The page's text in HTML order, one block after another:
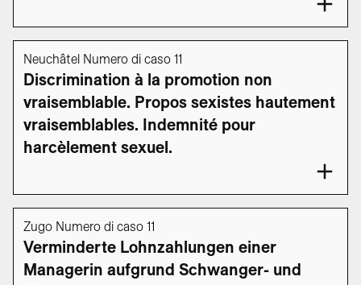
Neuchâtel Numero di caso 11
Discrimination à la promotion non
vraisemblable. Propos sexistes hautement
vraisemblables. Indemnité pour
harcèlement sexuel.
Zugo Numero di caso 11
Verminderte Lohnzahlungen einer
Managerin aufgrund Schwanger- und